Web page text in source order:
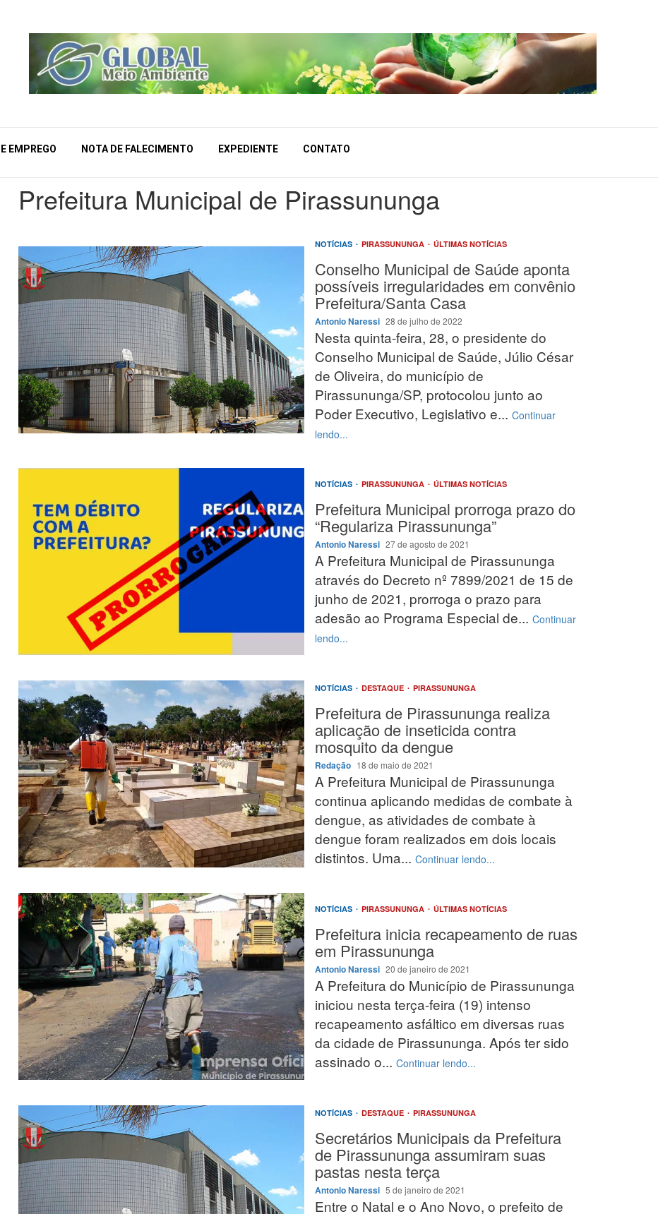
EMPREGO NOTA DE FALECIMENTO EXPEDIENTE CONTATO
Prefeitura Municipal de Pirassununga
NOTÍCIAS PIRASSUNUNGA ÚLTIMAS NOTÍCIAS
Conselho Municipal de Saúde aponta
possíveis irregularidades em convênio
Prefeitura/Santa Casa
Antonio Naressi 28 de julho de 2022
Nesta quinta-feira, 28, o presidente do
Conselho Municipal de Saúde, Júlio César
de Oliveira, do município de
Pirassununga/SP, protocolou junto ao
Poder Executivo, Legislativo e... Continuar
lendo...
NOTÍCIAS PIRASSUNUNGA ÚLTIMAS NOTÍCIAS
Prefeitura Municipal prorroga prazo do
“Regulariza Pirassununga”
Antonio Naressi 27 de agosto de 2021
A Prefeitura Municipal de Pirassununga
através do Decreto nº 7899/2021 de 15 de
junho de 2021, prorroga o prazo para
adesão ao Programa Especial de... Continuar
lendo...
NOTÍCIAS DESTAQUE PIRASSUNUNGA
Prefeitura de Pirassununga realiza
aplicação de inseticida contra
mosquito da dengue
Redação 18 de maio de 2021
A Prefeitura Municipal de Pirassununga
continua aplicando medidas de combate à
dengue, as atividades de combate à
dengue foram realizados em dois locais
distintos. Uma... Continuar lendo...
NOTÍCIAS PIRASSUNUNGA ÚLTIMAS NOTÍCIAS
Prefeitura inicia recapeamento de ruas
em Pirassununga
Antonio Naressi 20 de janeiro de 2021
A Prefeitura do Município de Pirassununga
iniciou nesta terça-feira (19) intenso
recapeamento asfáltico em diversas ruas
da cidade de Pirassununga. Após ter sido
assinado o... Continuar lendo...
NOTÍCIAS DESTAQUE PIRASSUNUNGA
Secretários Municipais da Prefeitura
de Pirassununga assumiram suas
pastas nesta terça
Antonio Naressi 5 de janeiro de 2021
Entre o Natal e o Ano Novo, o prefeito de